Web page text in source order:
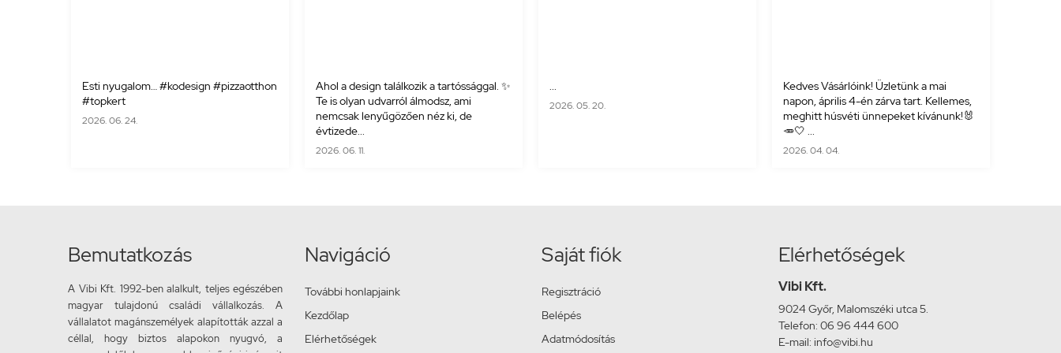
Esti nyugalom… #kodesign #pizzaotthon
#topkert
2026. 06. 24.
Ahol a design találkozik a tartóssággal. ✨
Te is olyan udvarról álmodsz, ami
nemcsak lenyűgözően néz ki, de
évtizede...
2026. 06. 11.
...
2026. 05. 20.
Kedves Vásárlóink! Üzletünk a mai
napon, április 4-én zárva tart. Kellemes,
meghitt húsvéti ünnepeket kívánunk!🐰
🥕🤍 ...
2026. 04. 04.
Bemutatkozás
A Vibi Kft. 1992-ben alalkult, teljes egészében
magyar tulajdonú családi vállalkozás. A
vállalatot magánszemélyek alapították azzal a
céllal, hogy biztos alapokon nyugvó, a
Navigáció
További honlapjaink
Kezdőlap
Elérhetőségek
Saját fiók
Regisztráció
Belépés
Adatmódosítás
Elérhetőségek
Vibi Kft.
9024 Győr, Malomszéki utca 5.
Telefon: 06 96 444 600
E-mail: info@vibi.hu